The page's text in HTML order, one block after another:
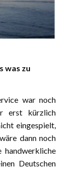
was zu
war noch
erst kürzlich
eingespielt,
dann noch
handwerkliche
Deutschen